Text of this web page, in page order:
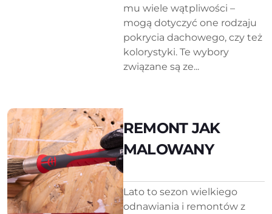
mu wiele wątpliwości –
mogą dotyczyć one rodzaju
pokrycia dachowego, czy też
kolorystyki. Te wybory
związane są ze...
REMONT JAK
MALOWANY
Lato to sezon wielkiego
odnawiania i remontów z